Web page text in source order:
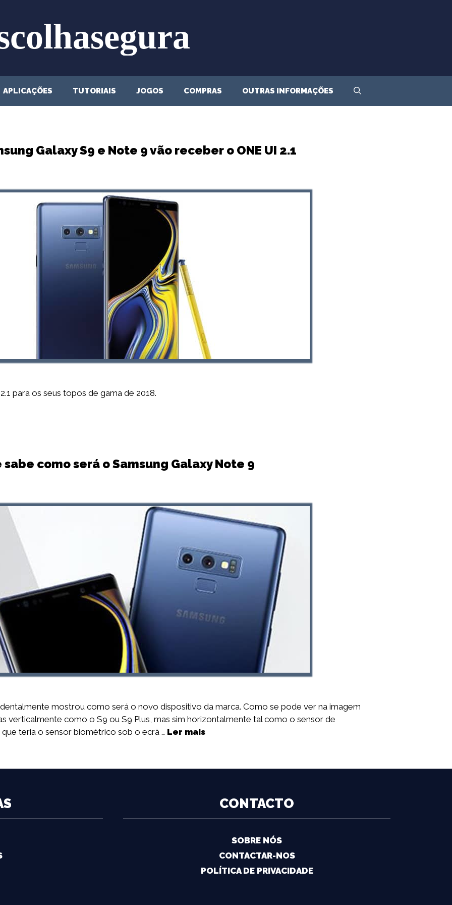
APLICAÇÕES TUTORIAIS JOGOS COMPRAS OUTRAS INFORMAÇÕES
Galaxy S9 e Note 9 vão receber o ONE UI 2.1
para os seus topos de gama de 2018.
sabe como será o Samsung Galaxy Note 9
mostrou como será o novo dispositivo da marca. Como se pode ver na imagem
verticalmente como o S9 ou S9 Plus, mas sim horizontalmente tal como o sensor de
teria o sensor biométrico sob o ecrã … Ler mais
CONTACTO
SOBRE NÓS
CONTACTAR-NOS
POLÍTICA DE PRIVACIDADE